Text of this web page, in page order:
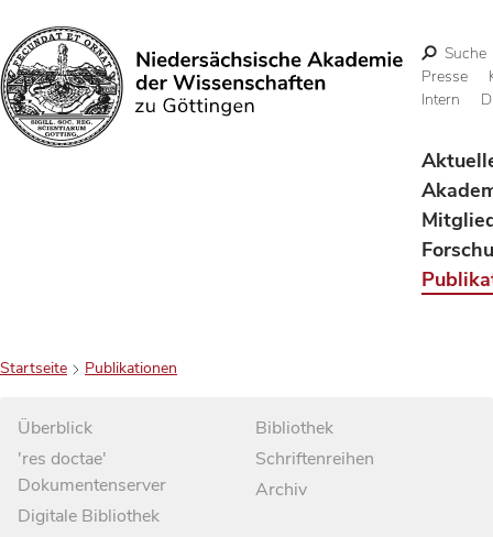
Suchen
Suche
Presse
Intern
Startseite Publikationen
Überblick
'res doctae'
Dokumentenserver
Digitale Bibliothek
Bibliothek
Schriftenreihen
Archiv